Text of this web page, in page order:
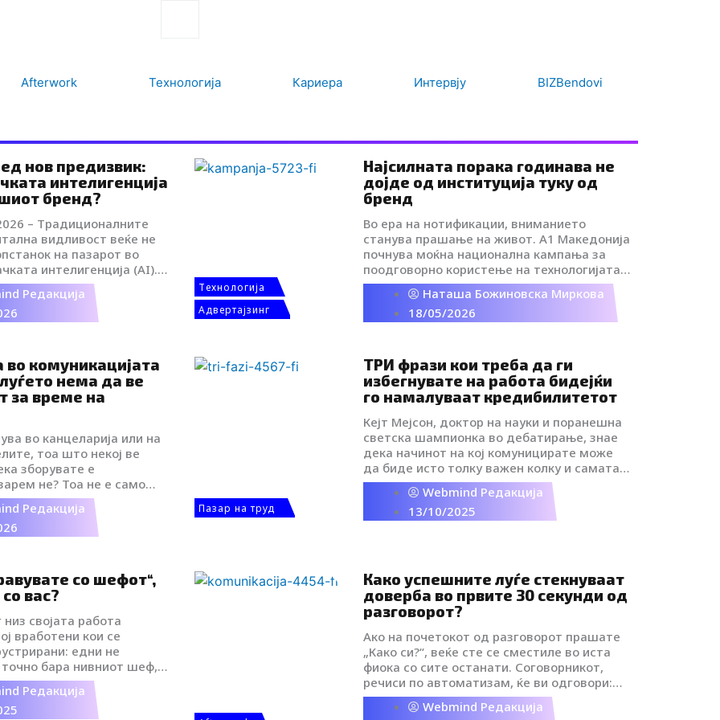
Afterwork Технологија Кариера Интервју
BIZBendovi
нов предизвик:
интелигенција
бренд?
– Традиционалните
видливост веќе не
на пазарот во
интелигенција (AI).
од денешниот
настан „Will AI Find
се одржа во просториите
Редакција
Tехнологија
Адвертајзинг
Најсилната порака годинава не
дојде од институција туку од
бренд
Во ера на нотификации, вниманието
станува прашање на живот. A1 Македонија
почнува моќна национална кампања за
поодговорно користење на технологијата
во сообраќајот. Зошто токму оваа
кампања останува во глава и по
гледањето?
Наташа Божиновска Миркова
18/05/2026
во комуникацијата
нема да ве
за време на
во канцеларија или на
тоа што некој ве
зборувате е
не? Тоа не е само
тоа директно ја
способност да се
во тимот и, на
Редакција
Пазар на труд
ТРИ фрази кои треба да ги
избегнувате на работа бидејќи
го намалуваат кредибилитетот
Кејт Мејсон, доктор на науки и поранешна
светска шампионка во дебатирање, знае
дека начинот на кој комуницирате може
да биде исто толку важен колку и самата
порака. Мејсон, која живее во Сиднеј,
Австралија, поминала десет години
работејќи комуникации во компании како
Hedgehog + Fox.
Webmind Редакција
13/10/2025
со шефот“,
вас?
својата работа
вработени кои се
едни не
бара нивниот шеф,
кога доаѓаат
проекти и унапредувања, а
канцелариската
Редакција
Како успешните луѓе стекнуваат
доверба во првите 30 секунди од
разговорот?
Ако на почетокот од разговорот прашате
„Како си?“, веќе сте се сместиле во иста
фиока со сите останати. Соговорникот,
речиси по автоматизам, ќе ви одговори:
„Добро сум, ама зафатен“ или „Сè по
старо“. Досадно, предвидливо и без
Webmind Редакција